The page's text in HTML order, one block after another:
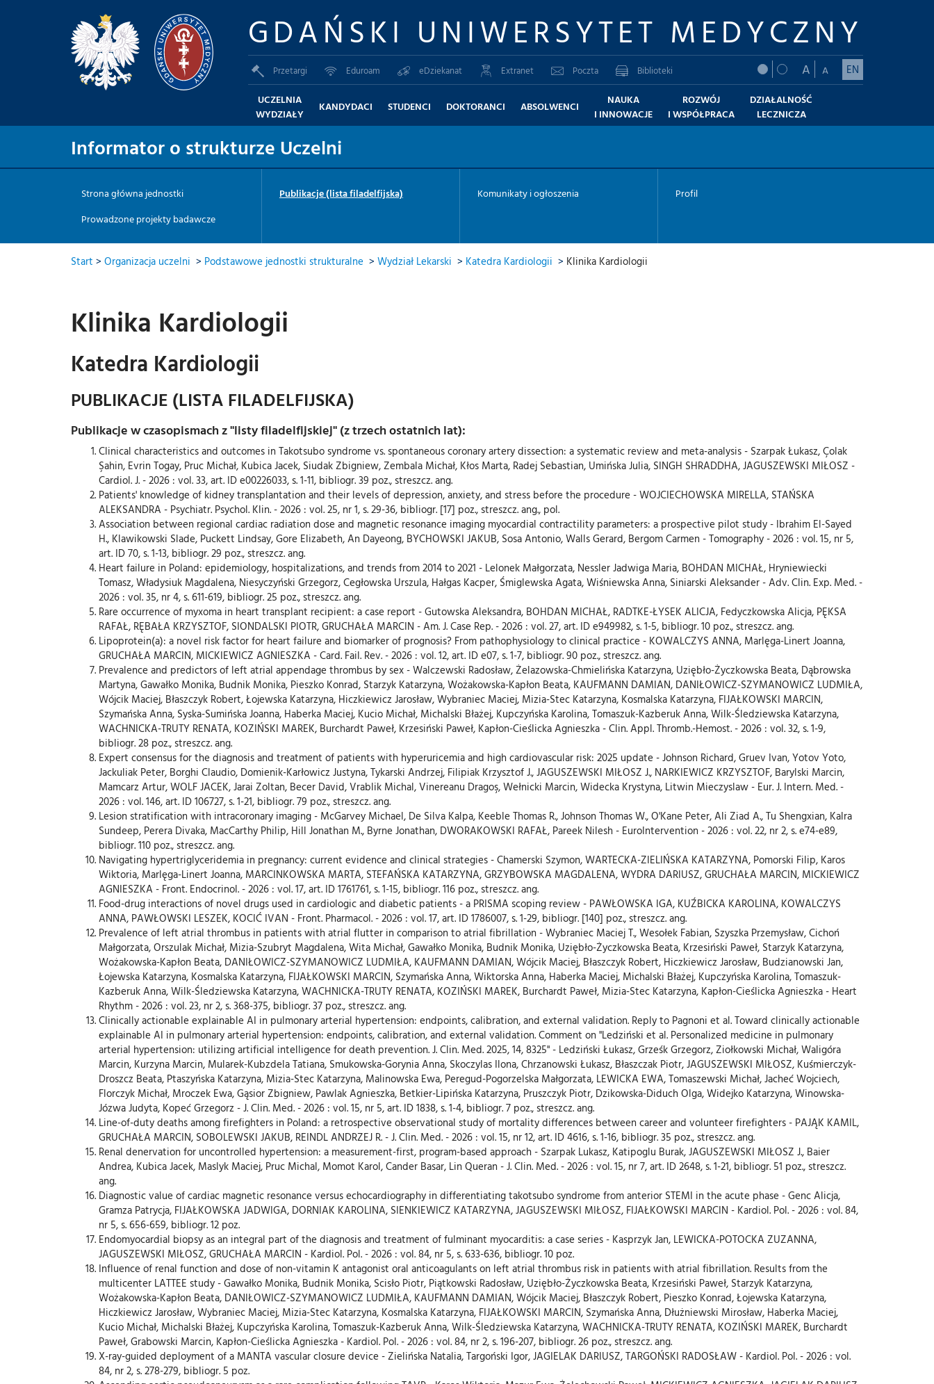
GDAŃSKI UNIWERSYTET MEDYCZNY
Przetargi Eduroam eDziekanat Extranet Poczta Biblioteki A A EN
UCZELNIA
WYDZIAŁY
KANDYDACI STUDENCI DOKTORANCI ABSOLWENCI
NAUKA
I INNOWACJE
ROZWÓJ
I WSPÓŁPRACA
DZIAŁALNOŚĆ
LECZNICZA
Informator o strukturze Uczelni
Strona główna jednostki
Prowadzone projekty badawcze
Publikacje (lista filadelfijska) Komunikaty i ogłoszenia Profil
Start > Organizacja uczelni > Podstawowe jednostki strukturalne > Wydział Lekarski > Katedra Kardiologii > Klinika Kardiologii
Klinika Kardiologii
Katedra Kardiologii
PUBLIKACJE (LISTA FILADELFIJSKA)
Publikacje w czasopismach z "listy filadelfijskiej" (z trzech ostatnich lat):
Clinical characteristics and outcomes in Takotsubo syndrome vs. spontaneous coronary artery dissection: a systematic review and meta-analysis - Szarpak Łukasz, Çolak
Şahin, Evrin Togay, Pruc Michał, Kubica Jacek, Siudak Zbigniew, Zembala Michał, Kłos Marta, Radej Sebastian, Umińska Julia, SINGH SHRADDHA, JAGUSZEWSKI MIŁOSZ -
Cardiol. J. - 2026 : vol. 33, art. ID e00226033, s. 1-11, bibliogr. 39 poz., streszcz. ang.
Patients' knowledge of kidney transplantation and their levels of depression, anxiety, and stress before the procedure - WOJCIECHOWSKA MIRELLA, STAŃSKA
ALEKSANDRA - Psychiatr. Psychol. Klin. - 2026 : vol. 25, nr 1, s. 29-36, bibliogr. [17] poz., streszcz. ang., pol.
Association between regional cardiac radiation dose and magnetic resonance imaging myocardial contractility parameters: a prospective pilot study - Ibrahim El-Sayed
H., Klawikowski Slade, Puckett Lindsay, Gore Elizabeth, An Dayeong, BYCHOWSKI JAKUB, Sosa Antonio, Walls Gerard, Bergom Carmen - Tomography - 2026 : vol. 15, nr 5,
art. ID 70, s. 1-13, bibliogr. 29 poz., streszcz. ang.
Heart failure in Poland: epidemiology, hospitalizations, and trends from 2014 to 2021 - Lelonek Małgorzata, Nessler Jadwiga Maria, BOHDAN MICHAŁ, Hryniewiecki
Tomasz, Władysiuk Magdalena, Niesyczyński Grzegorz, Cegłowska Urszula, Hałgas Kacper, Śmiglewska Agata, Wiśniewska Anna, Siniarski Aleksander - Adv. Clin. Exp. Med. -
2026 : vol. 35, nr 4, s. 611-619, bibliogr. 25 poz., streszcz. ang.
Rare occurrence of myxoma in heart transplant recipient: a case report - Gutowska Aleksandra, BOHDAN MICHAŁ, RADTKE-ŁYSEK ALICJA, Fedyczkowska Alicja, PĘKSA
RAFAŁ, RĘBAŁA KRZYSZTOF, SIONDALSKI PIOTR, GRUCHAŁA MARCIN - Am. J. Case Rep. - 2026 : vol. 27, art. ID e949982, s. 1-5, bibliogr. 10 poz., streszcz. ang.
Lipoprotein(a): a novel risk factor for heart failure and biomarker of prognosis? From pathophysiology to clinical practice - KOWALCZYS ANNA, Marlęga-Linert Joanna,
GRUCHAŁA MARCIN, MICKIEWICZ AGNIESZKA - Card. Fail. Rev. - 2026 : vol. 12, art. ID e07, s. 1-7, bibliogr. 90 poz., streszcz. ang.
Prevalence and predictors of left atrial appendage thrombus by sex - Walczewski Radosław, Żelazowska-Chmielińska Katarzyna, Uziębło-Życzkowska Beata, Dąbrowska
Martyna, Gawałko Monika, Budnik Monika, Pieszko Konrad, Starzyk Katarzyna, Wożakowska-Kapłon Beata, KAUFMANN DAMIAN, DANIŁOWICZ-SZYMANOWICZ LUDMIŁA,
Wójcik Maciej, Błaszczyk Robert, Łojewska Katarzyna, Hiczkiewicz Jarosław, Wybraniec Maciej, Mizia-Stec Katarzyna, Kosmalska Katarzyna, FIJAŁKOWSKI MARCIN,
Szymańska Anna, Syska-Sumińska Joanna, Haberka Maciej, Kucio Michał, Michalski Błażej, Kupczyńska Karolina, Tomaszuk-Kazberuk Anna, Wilk-Śledziewska Katarzyna,
WACHNICKA-TRUTY RENATA, KOZIŃSKI MAREK, Burchardt Paweł, Krzesiński Paweł, Kapłon-Cieślicka Agnieszka - Clin. Appl. Thromb.-Hemost. - 2026 : vol. 32, s. 1-9,
bibliogr. 28 poz., streszcz. ang.
Expert consensus for the diagnosis and treatment of patients with hyperuricemia and high cardiovascular risk: 2025 update - Johnson Richard, Gruev Ivan, Yotov Yoto,
Jackuliak Peter, Borghi Claudio, Domienik-Karłowicz Justyna, Tykarski Andrzej, Filipiak Krzysztof J., JAGUSZEWSKI MIŁOSZ J., NARKIEWICZ KRZYSZTOF, Barylski Marcin,
Mamcarz Artur, WOLF JACEK, Jarai Zoltan, Becer David, Vrablik Michal, Vinereanu Dragoş, Wełnicki Marcin, Widecka Krystyna, Litwin Mieczyslaw - Eur. J. Intern. Med. -
2026 : vol. 146, art. ID 106727, s. 1-21, bibliogr. 79 poz., streszcz. ang.
Lesion stratification with intracoronary imaging - McGarvey Michael, De Silva Kalpa, Keeble Thomas R., Johnson Thomas W., O'Kane Peter, Ali Ziad A., Tu Shengxian, Kalra
Sundeep, Perera Divaka, MacCarthy Philip, Hill Jonathan M., Byrne Jonathan, DWORAKOWSKI RAFAŁ, Pareek Nilesh - EuroIntervention - 2026 : vol. 22, nr 2, s. e74-e89,
bibliogr. 110 poz., streszcz. ang.
Navigating hypertriglyceridemia in pregnancy: current evidence and clinical strategies - Chamerski Szymon, WARTECKA-ZIELIŃSKA KATARZYNA, Pomorski Filip, Karos
Wiktoria, Marlęga-Linert Joanna, MARCINKOWSKA MARTA, STEFAŃSKA KATARZYNA, GRZYBOWSKA MAGDALENA, WYDRA DARIUSZ, GRUCHAŁA MARCIN, MICKIEWICZ
AGNIESZKA - Front. Endocrinol. - 2026 : vol. 17, art. ID 1761761, s. 1-15, bibliogr. 116 poz., streszcz. ang.
Food-drug interactions of novel drugs used in cardiologic and diabetic patients - a PRISMA scoping review - PAWŁOWSKA IGA, KUŹBICKA KAROLINA, KOWALCZYS
ANNA, PAWŁOWSKI LESZEK, KOCIĆ IVAN - Front. Pharmacol. - 2026 : vol. 17, art. ID 1786007, s. 1-29, bibliogr. [140] poz., streszcz. ang.
Prevalence of left atrial thrombus in patients with atrial flutter in comparison to atrial fibrillation - Wybraniec Maciej T., Wesołek Fabian, Szyszka Przemysław, Cichoń
Małgorzata, Orszulak Michał, Mizia-Szubryt Magdalena, Wita Michał, Gawałko Monika, Budnik Monika, Uziębło-Życzkowska Beata, Krzesiński Paweł, Starzyk Katarzyna,
Wożakowska-Kapłon Beata, DANIŁOWICZ-SZYMANOWICZ LUDMIŁA, KAUFMANN DAMIAN, Wójcik Maciej, Błaszczyk Robert, Hiczkiewicz Jarosław, Budzianowski Jan,
Łojewska Katarzyna, Kosmalska Katarzyna, FIJAŁKOWSKI MARCIN, Szymańska Anna, Wiktorska Anna, Haberka Maciej, Michalski Błażej, Kupczyńska Karolina, Tomaszuk-
Kazberuk Anna, Wilk-Śledziewska Katarzyna, WACHNICKA-TRUTY RENATA, KOZIŃSKI MAREK, Burchardt Paweł, Mizia-Stec Katarzyna, Kapłon-Cieślicka Agnieszka - Heart
Rhythm - 2026 : vol. 23, nr 2, s. 368-375, bibliogr. 37 poz., streszcz. ang.
Clinically actionable explainable AI in pulmonary arterial hypertension: endpoints, calibration, and external validation. Reply to Pagnoni et al. Toward clinically actionable
explainable AI in pulmonary arterial hypertension: endpoints, calibration, and external validation. Comment on "Ledziński et al. Personalized medicine in pulmonary
arterial hypertension: utilizing artificial intelligence for death prevention. J. Clin. Med. 2025, 14, 8325" - Ledziński Łukasz, Grześk Grzegorz, Ziołkowski Michał, Waligóra
Marcin, Kurzyna Marcin, Mularek-Kubzdela Tatiana, Smukowska-Gorynia Anna, Skoczylas Ilona, Chrzanowski Łukasz, Błaszczak Piotr, JAGUSZEWSKI MIŁOSZ, Kuśmierczyk-
Droszcz Beata, Ptaszyńska Katarzyna, Mizia-Stec Katarzyna, Malinowska Ewa, Peregud-Pogorzelska Małgorzata, LEWICKA EWA, Tomaszewski Michał, Jacheć Wojciech,
Florczyk Michał, Mroczek Ewa, Gąsior Zbigniew, Pawlak Agnieszka, Betkier-Lipińska Katarzyna, Pruszczyk Piotr, Dzikowska-Diduch Olga, Widejko Katarzyna, Winowska-
Józwa Judyta, Kopeć Grzegorz - J. Clin. Med. - 2026 : vol. 15, nr 5, art. ID 1838, s. 1-4, bibliogr. 7 poz., streszcz. ang.
Line-of-duty deaths among firefighters in Poland: a retrospective observational study of mortality differences between career and volunteer firefighters - PAJĄK KAMIL,
GRUCHAŁA MARCIN, SOBOLEWSKI JAKUB, REINDL ANDRZEJ R. - J. Clin. Med. - 2026 : vol. 15, nr 12, art. ID 4616, s. 1-16, bibliogr. 35 poz., streszcz. ang.
Renal denervation for uncontrolled hypertension: a measurement-first, program-based approach - Szarpak Lukasz, Katipoglu Burak, JAGUSZEWSKI MIŁOSZ J., Baier
Andrea, Kubica Jacek, Maslyk Maciej, Pruc Michal, Momot Karol, Cander Basar, Lin Queran - J. Clin. Med. - 2026 : vol. 15, nr 7, art. ID 2648, s. 1-21, bibliogr. 51 poz., streszcz.
ang.
Diagnostic value of cardiac magnetic resonance versus echocardiography in differentiating takotsubo syndrome from anterior STEMI in the acute phase - Genc Alicja,
Gramza Patrycja, FIJAŁKOWSKA JADWIGA, DORNIAK KAROLINA, SIENKIEWICZ KATARZYNA, JAGUSZEWSKI MIŁOSZ, FIJAŁKOWSKI MARCIN - Kardiol. Pol. - 2026 : vol. 84,
nr 5, s. 656-659, bibliogr. 12 poz.
Endomyocardial biopsy as an integral part of the diagnosis and treatment of fulminant myocarditis: a case series - Kasprzyk Jan, LEWICKA-POTOCKA ZUZANNA,
JAGUSZEWSKI MIŁOSZ, GRUCHAŁA MARCIN - Kardiol. Pol. - 2026 : vol. 84, nr 5, s. 633-636, bibliogr. 10 poz.
Influence of renal function and dose of non-vitamin K antagonist oral anticoagulants on left atrial thrombus risk in patients with atrial fibrillation. Results from the
multicenter LATTEE study - Gawałko Monika, Budnik Monika, Scisło Piotr, Piątkowski Radosław, Uziębło-Życzkowska Beata, Krzesiński Paweł, Starzyk Katarzyna,
Wożakowska-Kapłon Beata, DANIŁOWICZ-SZYMANOWICZ LUDMIŁA, KAUFMANN DAMIAN, Wójcik Maciej, Błaszczyk Robert, Pieszko Konrad, Łojewska Katarzyna,
Hiczkiewicz Jarosław, Wybraniec Maciej, Mizia-Stec Katarzyna, Kosmalska Katarzyna, FIJAŁKOWSKI MARCIN, Szymańska Anna, Dłużniewski Mirosław, Haberka Maciej,
Kucio Michał, Michalski Błażej, Kupczyńska Karolina, Tomaszuk-Kazberuk Anna, Wilk-Śledziewska Katarzyna, WACHNICKA-TRUTY RENATA, KOZIŃSKI MAREK, Burchardt
Paweł, Grabowski Marcin, Kapłon-Cieślicka Agnieszka - Kardiol. Pol. - 2026 : vol. 84, nr 2, s. 196-207, bibliogr. 26 poz., streszcz. ang.
X-ray-guided deployment of a MANTA vascular closure device - Zielińska Natalia, Targoński Igor, JAGIELAK DARIUSZ, TARGOŃSKI RADOSŁAW - Kardiol. Pol. - 2026 : vol.
84, nr 2, s. 278-279, bibliogr. 5 poz.